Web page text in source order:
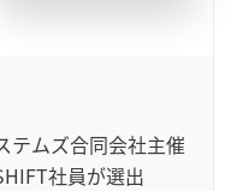
テムズ合同会社主催
社員が選出